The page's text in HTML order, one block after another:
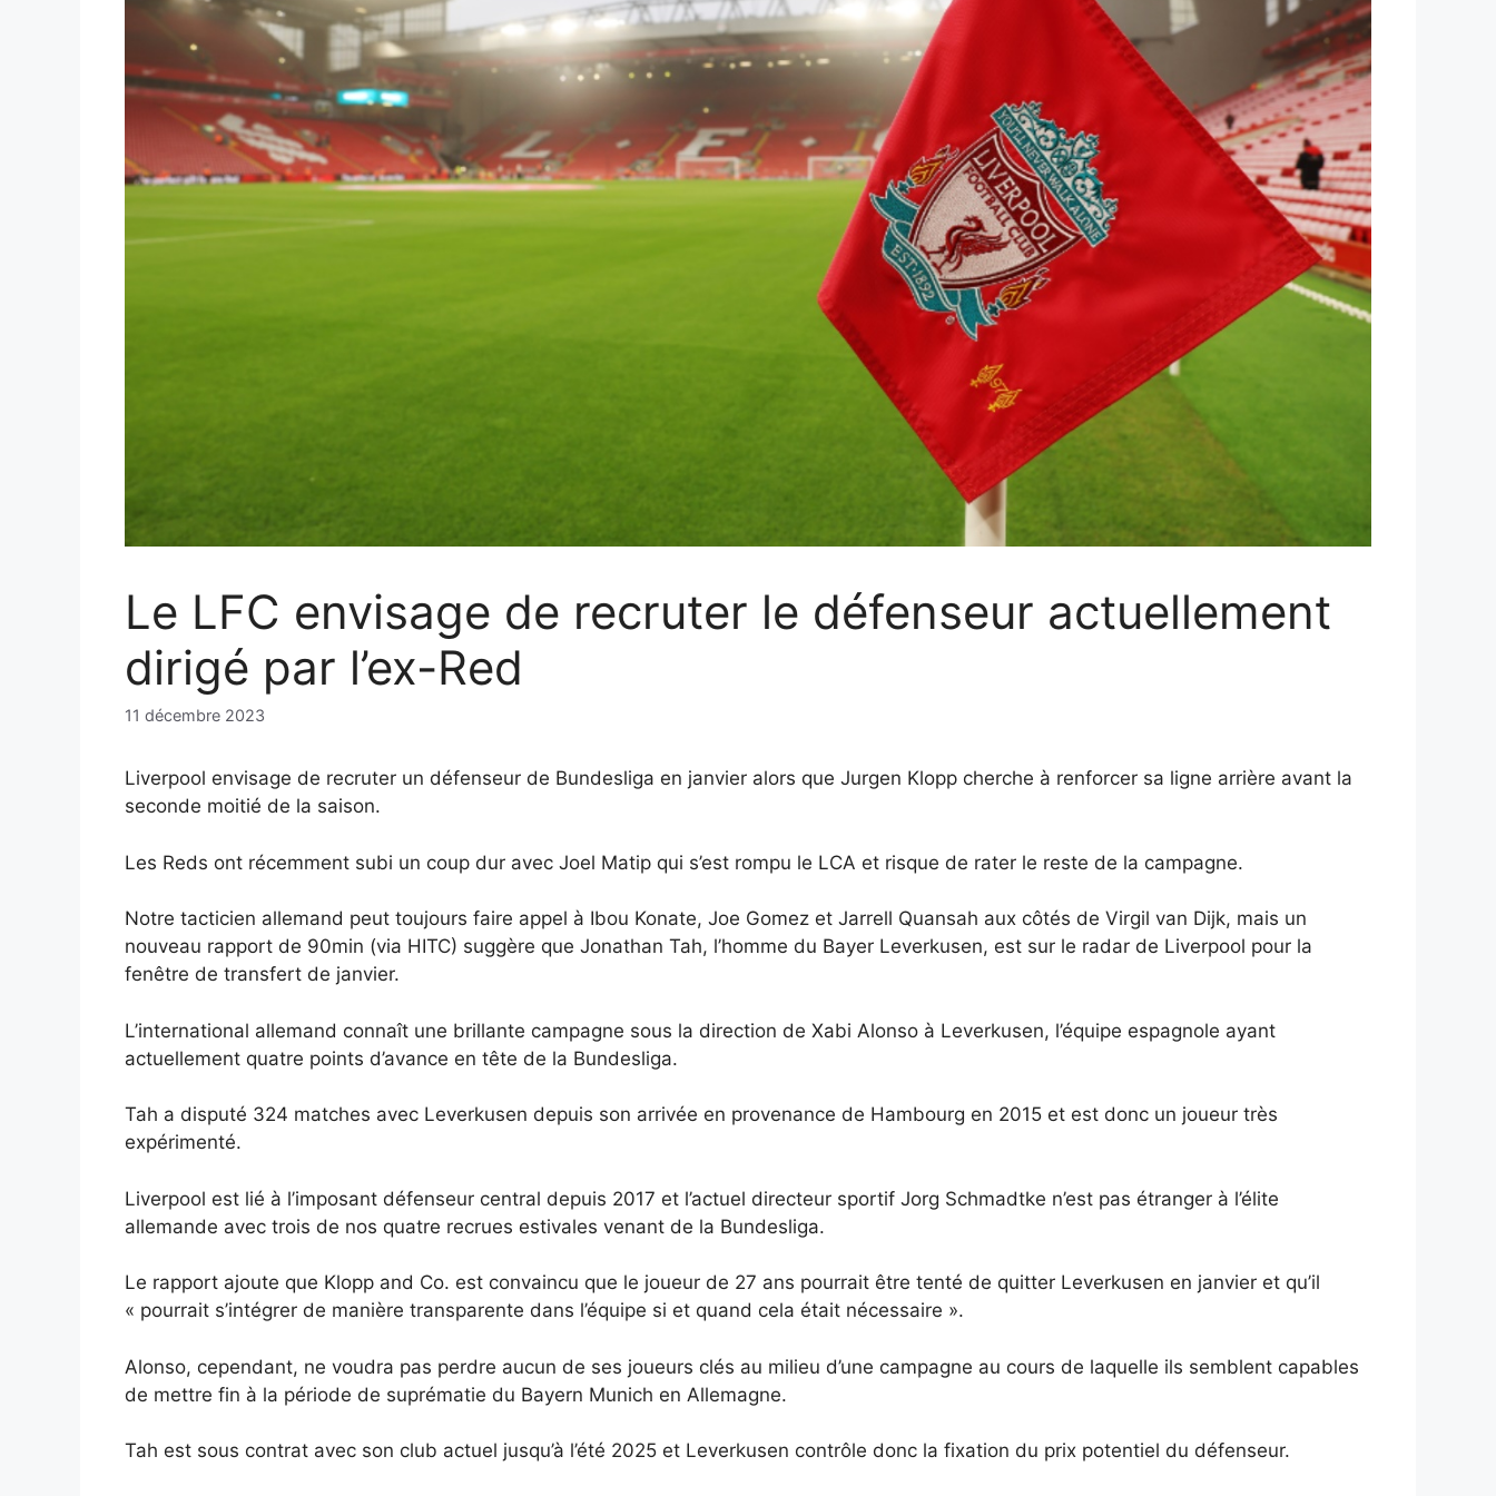
Le LFC envisage de recruter le défenseur actuellement
dirigé par l’ex-Red
11 décembre 2023
Liverpool envisage de recruter un défenseur de Bundesliga en janvier alors que Jurgen Klopp cherche à renforcer sa ligne arrière avant la
seconde moitié de la saison.
Les Reds ont récemment subi un coup dur avec Joel Matip qui s’est rompu le LCA et risque de rater le reste de la campagne.
Notre tacticien allemand peut toujours faire appel à Ibou Konate, Joe Gomez et Jarrell Quansah aux côtés de Virgil van Dijk, mais un
nouveau rapport de 90min (via HITC) suggère que Jonathan Tah, l’homme du Bayer Leverkusen, est sur le radar de Liverpool pour la
fenêtre de transfert de janvier.
L’international allemand connaît une brillante campagne sous la direction de Xabi Alonso à Leverkusen, l’équipe espagnole ayant
actuellement quatre points d’avance en tête de la Bundesliga.
Tah a disputé 324 matches avec Leverkusen depuis son arrivée en provenance de Hambourg en 2015 et est donc un joueur très
expérimenté.
Liverpool est lié à l’imposant défenseur central depuis 2017 et l’actuel directeur sportif Jorg Schmadtke n’est pas étranger à l’élite
allemande avec trois de nos quatre recrues estivales venant de la Bundesliga.
Le rapport ajoute que Klopp and Co. est convaincu que le joueur de 27 ans pourrait être tenté de quitter Leverkusen en janvier et qu’il
« pourrait s’intégrer de manière transparente dans l’équipe si et quand cela était nécessaire ».
Alonso, cependant, ne voudra pas perdre aucun de ses joueurs clés au milieu d’une campagne au cours de laquelle ils semblent capables
de mettre fin à la période de suprématie du Bayern Munich en Allemagne.
Tah est sous contrat avec son club actuel jusqu’à l’été 2025 et Leverkusen contrôle donc la fixation du prix potentiel du défenseur.